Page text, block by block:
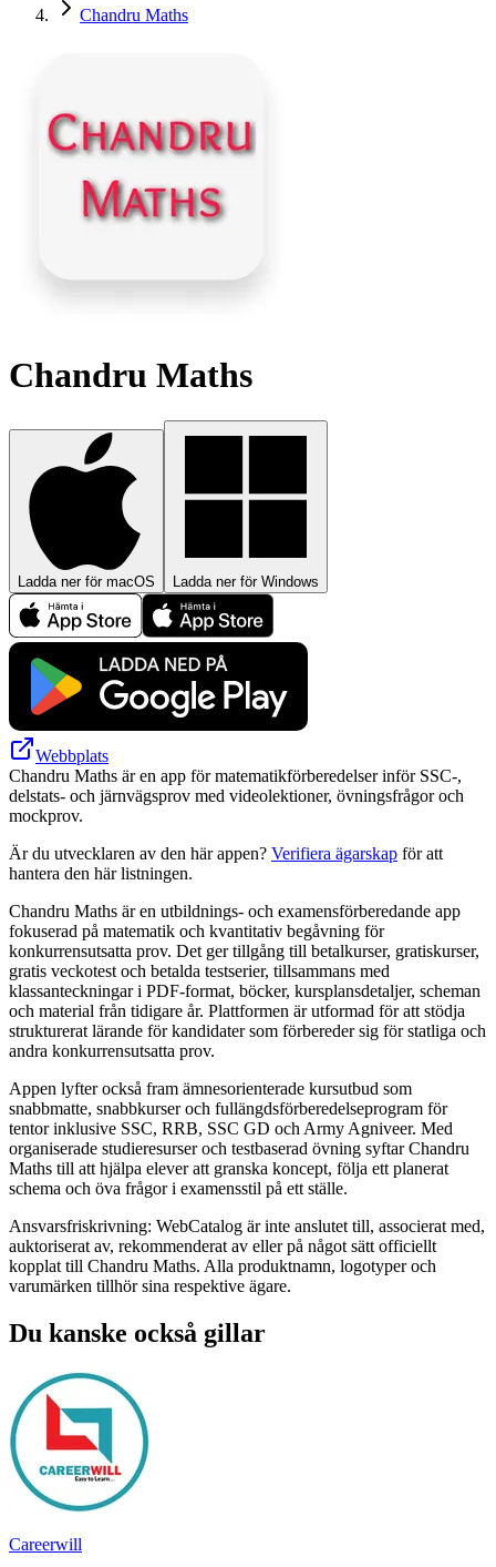
Chandru Maths
Chandru Maths
Ladda ner för macOS Ladda ner för Windows
Webbplats
Chandru Maths är en app för matematikförberedelser inför SSC-,
delstats- och järnvägsprov med videolektioner, övningsfrågor och
mockprov.
Är du utvecklaren av den här appen? Verifiera ägarskap för att
hantera den här listningen.
Chandru Maths är en utbildnings- och examensförberedande app
fokuserad på matematik och kvantitativ begåvning för
konkurrensutsatta prov. Det ger tillgång till betalkurser, gratiskurser,
gratis veckotest och betalda testserier, tillsammans med
klassanteckningar i PDF-format, böcker, kursplansdetaljer, scheman
och material från tidigare år. Plattformen är utformad för att stödja
strukturerat lärande för kandidater som förbereder sig för statliga och
andra konkurrensutsatta prov.
Appen lyfter också fram ämnesorienterade kursutbud som
snabbmatte, snabbkurser och fullängdsförberedelseprogram för
tentor inklusive SSC, RRB, SSC GD och Army Agniveer. Med
organiserade studieresurser och testbaserad övning syftar Chandru
Maths till att hjälpa elever att granska koncept, följa ett planerat
schema och öva frågor i examensstil på ett ställe.
Ansvarsfriskrivning: WebCatalog är inte anslutet till, associerat med,
auktoriserat av, rekommenderat av eller på något sätt officiellt
kopplat till Chandru Maths. Alla produktnamn, logotyper och
varumärken tillhör sina respektive ägare.
Du kanske också gillar
Careerwill